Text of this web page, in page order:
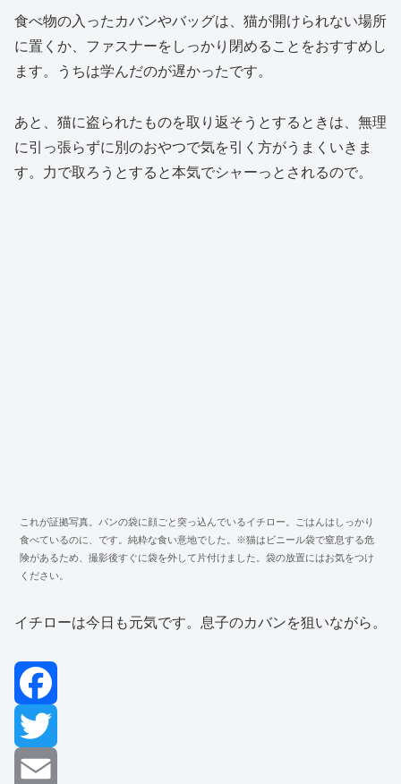
食べ物の入ったカバンやバッグは、猫が開けられない場所
に置くか、ファスナーをしっかり閉めることをおすすめし
ます。うちは学んだのが遅かったです。
あと、猫に盗られたものを取り返そうとするときは、無理
に引っ張らずに別のおやつで気を引く方がうまくいきま
す。力で取ろうとすると本気でシャーっとされるので。
これが証拠写真。パンの袋に顔ごと突っ込んでいるイチロー。ごはんはしっかり
食べているのに、です。純粋な食い意地でした。※猫はビニール袋で窒息する危
険があるため、撮影後すぐに袋を外して片付けました。袋の放置にはお気をつけ
ください。
イチローは今日も元気です。息子のカバンを狙いながら。
F
aT